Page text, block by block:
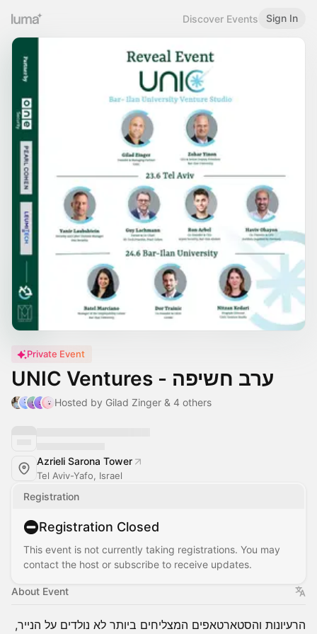
Discover Events Sign In
Private Event
UNIC Ventures - ערב חשיפה
Hosted by Gilad Zinger & 4 others
Azrieli Sarona Tower
Tel Aviv-Yafo, Israel
Registration
Registration Closed
This event is not currently taking registrations. You may
contact the host or subscribe to receive updates.
About Event
הרעיונות והסטארטאפים המצליחים ביותר לא נולדים על הנייר,